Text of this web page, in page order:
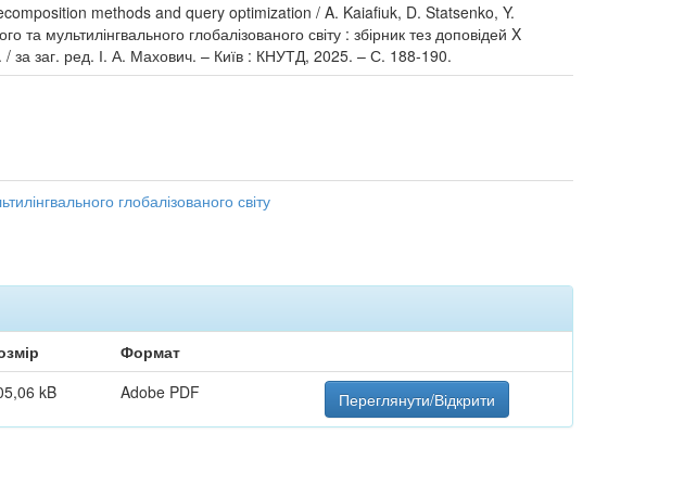
methods and query optimization / A. Kaiafiuk, D. Statsenko, Y.
та мультилінгвального глобалізованого світу : збірник тез доповідей X
/ за заг. ред. І. А. Махович. – Київ : КНУТД, 2025. – С. 188-190.
глобалізованого світу
Формат
kB Adobe PDF Переглянути/Відкрити